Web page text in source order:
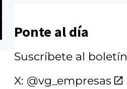
Ponte al día
Suscríbete al boletín
X: @vg_empresas